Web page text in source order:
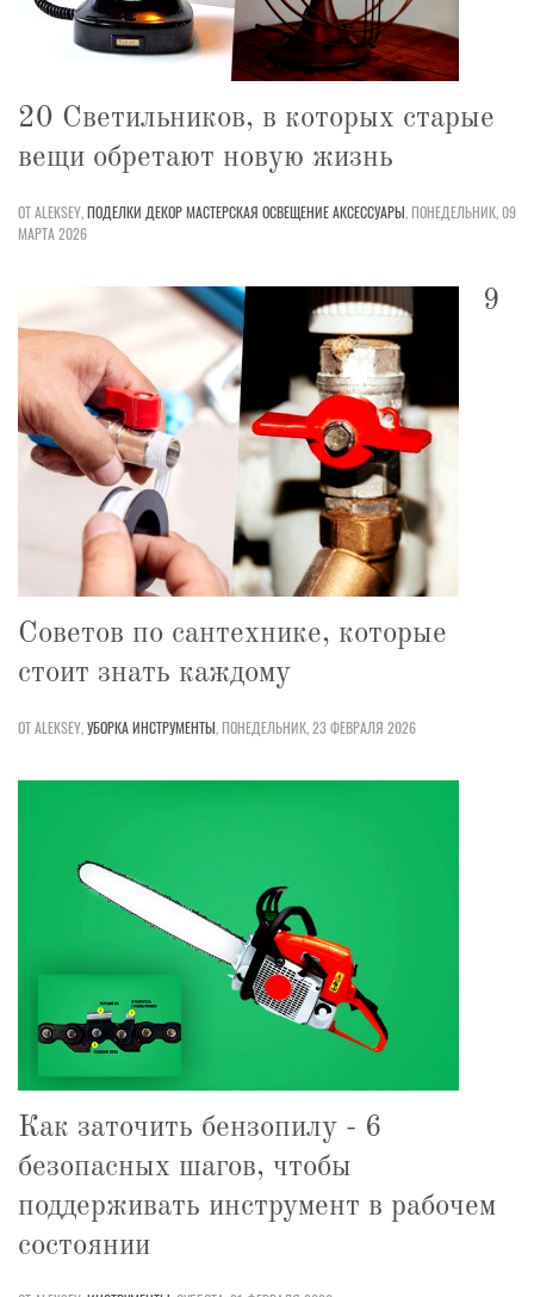
20 Светильников, в которых старые
вещи обретают новую жизнь
ОТ ALEKSEY,ПОДЕЛКИ ДЕКОРМАСТЕРСКАЯ ОСВЕЩЕНИЕАКСЕССУАРЫ,ПОНЕДЕЛЬНИК, 09
МАРТА 2026
9
Советов по сантехнике, которые
стоит знать каждому
ОТ ALEKSEY,УБОРКАИНСТРУМЕНТЫ,ПОНЕДЕЛЬНИК, 23 ФЕВРАЛЯ 2026
Как заточить бензопилу - 6
безопасных шагов, чтобы
поддерживать инструмент в рабочем
состоянии